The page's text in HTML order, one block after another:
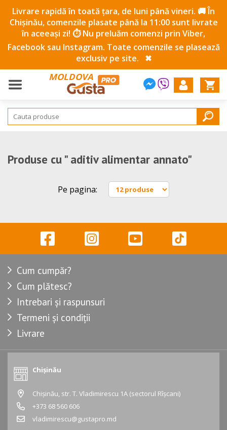
Livrare rapidă în toată țara, de luni până vineri. 🚚 În
Chișinău, comenzile plasate până la 11:00 sunt livrate
în aceeași zi! ⏱️ Nu preluăm comenzi prin Viber,
Facebook sau Instagram. Toate comenzile se plasează
exclusiv pe site.
✖
MOLDOVA
Produse cu " aditiv alimentar annato"
Pe pagina:
Cum cumpăr?
Cum plătesc?
Intrebari și raspunsuri
Termeni și condiții
Livrare
Chișinău
Chișinău, str. T. Vladimirescu 1A (sectorul Rîșcani)
+373 68 560 606
vladimirescu@gustapro.md